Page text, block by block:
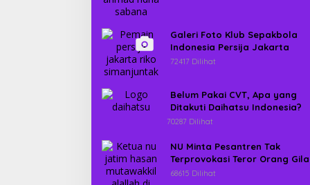
Galeri Foto Klub Sepakbola
Indonesia Persija Jakarta
72417 Dilihat
Belum Pakai CVT, Apa yang
Ditakuti Daihatsu Indonesia?
70287 Dilihat
NU Minta Pesantren Tak
Terprovokasi Teror Orang Gila
68615 Dilihat